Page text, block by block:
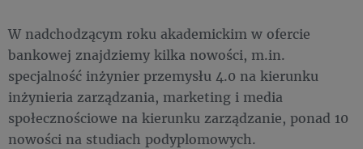
W nadchodzącym roku akademickim w ofercie
bankowej znajdziemy kilka nowości, m.in.
specjalność inżynier przemysłu 4.0 na kierunku
inżynieria zarządzania, marketing i media
społecznościowe na kierunku zarządzanie, ponad 10
nowości na studiach podyplomowych.